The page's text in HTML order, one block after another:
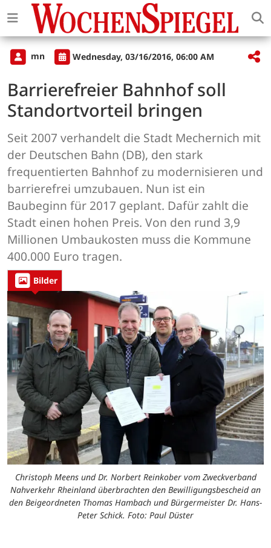
mn Wednesday, 03/16/2016, 06:00 AM
Barrierefreier Bahnhof soll
Standortvorteil bringen
Seit 2007 verhandelt die Stadt Mechernich mit
der Deutschen Bahn (DB), den stark
frequentierten Bahnhof zu modernisieren und
barrierefrei umzubauen. Nun ist ein
Baubeginn für 2017 geplant. Dafür zahlt die
Stadt einen hohen Preis. Von den rund 3,9
Millionen Umbaukosten muss die Kommune
400.000 Euro tragen.
Bilder
Christoph Meens und Dr. Norbert Reinkober vom Zweckverband
Nahverkehr Rheinland überbrachten den Bewilligungsbescheid an
den Beigeordneten Thomas Hambach und Bürgermeister Dr. Hans-
Peter Schick. Foto: Paul Düster